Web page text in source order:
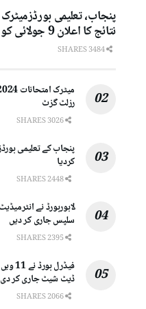
نتائج کا اعلان 9 جولائی کو کریں گے
رزلٹ گزٹ
کردیا
سلپس جاری کر دیں
ڈیٹ شیٹ جاری کر دی